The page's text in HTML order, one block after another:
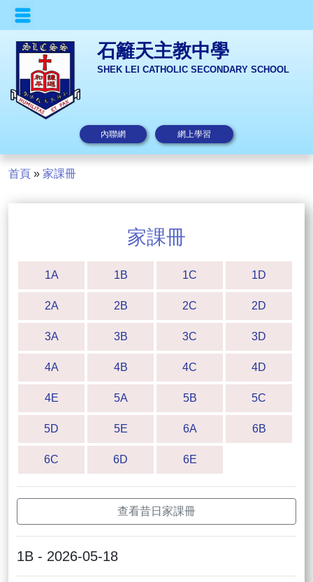
石籬天主教中學
SHEK LEI CATHOLIC SECONDARY SCHOOL
內聯網 網上學習
首頁 » 家課冊
家課冊
1A 1B 1C 1D
2A 2B 2C 2D
3A 3B 3C 3D
4A 4B 4C 4D
4E 5A 5B 5C
5D 5E 6A 6B
6C 6D 6E
查看昔日家課冊
1B - 2026-05-18